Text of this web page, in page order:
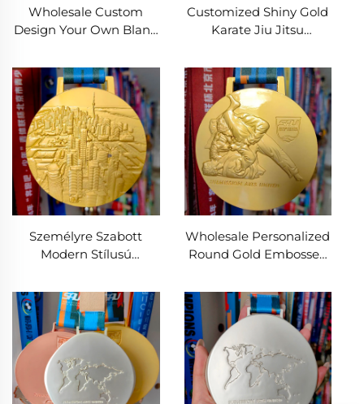
Wholesale Custom
Design Your Own Blank
Alloy 3D Gold Award
Marathon Running
Medals
Customized Shiny Gold
Karate Jiu Jitsu
Event Commemorative
Sports Metal Medal
Személyre Szabott
Modern Stílusú
Emlékérme
Taekwondóhoz
Maratoni Futáshoz
Labdarúgáshoz
Karatehoz Torna
Wholesale Personalized
Round Gold Embossed
Customize Taekwondo
Bjj Karate Award Medal